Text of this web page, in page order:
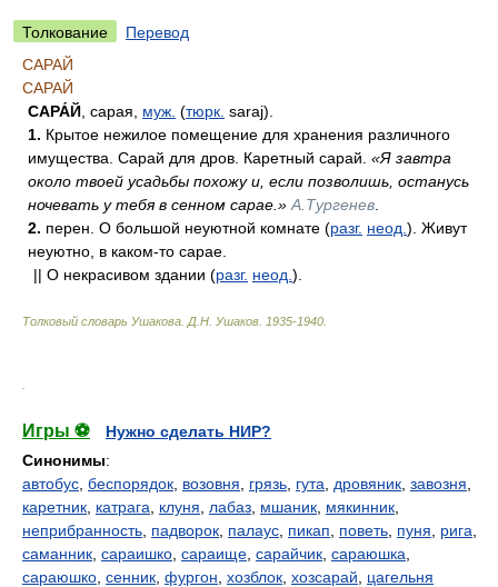
Толкование
Перевод
САРАЙ
САРАЙ
САРА́Й , сарая, муж. (тюрк. saraj).
1. Крытое нежилое помещение для хранения различного
имущества. Сарай для дров. Каретный сарай. «Я завтра
около твоей усадьбы похожу и, если позволишь, останусь
ночевать у тебя в сенном сарае.» А.Тургенев
2. перен. О большой неуютной комнате (разг. неод. ). Живут
неуютно, в каком-то сарае.
|| О некрасивом здании (разг. неод. ).
Толковый словарь Ушакова Д.Н. Ушаков. 1935-1940
Игры ⚽
Нужно сделать НИР?
Синонимы:
автобус беспорядок возовня грязь гута дровяник завозня
каретник катрага клуня лабаз мшаник мякинник
неприбранность падворок палаус пикап поветь пуня рига
саманник сараишко сараище сарайчик сараюшка
сараюшко сенник фургон хозблок хозсарай цагельня